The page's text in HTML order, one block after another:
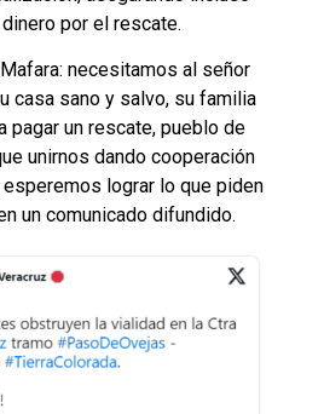
por el rescate.
necesitamos al señor
casa sano y salvo, su familia
pagar un rescate, pueblo de
unirnos dando cooperación
lograr lo que piden
un comunicado difundido.